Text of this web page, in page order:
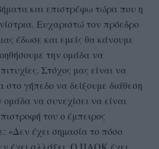
και επιστρέφω τώρα που η
Ευχαριστώ τον πρόεδρο
έδωσε και εμείς θα κάνουμε
την ομάδα να
Στόχος μας είναι να
γήπεδο να δείξουμε διάθεση
να συνεχίσει να είναι
του ο έμπειρος
«Δεν έχει σημασία το πόσο
έχει αλλάξει. Ο ΠΑΟΚ έχει